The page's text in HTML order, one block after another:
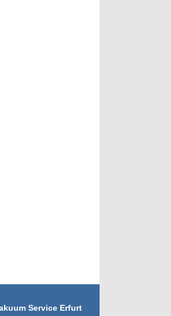
Service Erfurt